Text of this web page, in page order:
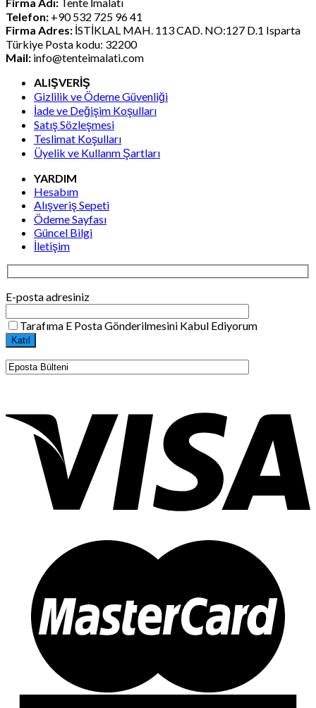
Telefon: +90 532 725 96 41
Firma Adres: İSTİKLAL MAH. 113 CAD. NO:127 D.1 Isparta
Türkiye Posta kodu: 32200
Mail: info@tenteimalati.com
ALIŞVERİŞ
Gizlilik ve Ödeme Güvenliği
İade ve Değişim Koşulları
Satış Sözleşmesi
Teslimat Koşulları
Üyelik ve Kullanm Şartları
YARDIM
Hesabım
Alışveriş Sepeti
Ödeme Sayfası
Güncel Bilgi
İletişim
E-posta adresiniz
Tarafıma E Posta Gönderilmesini Kabul Ediyorum